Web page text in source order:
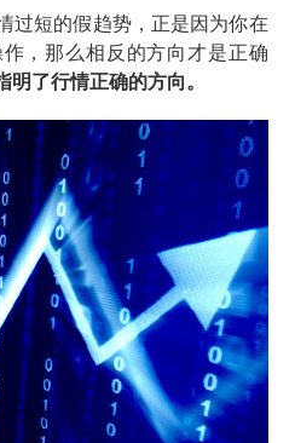
过短的假趋势，正是因为你在
，那么相反的方向才是正确
了行情正确的方向。